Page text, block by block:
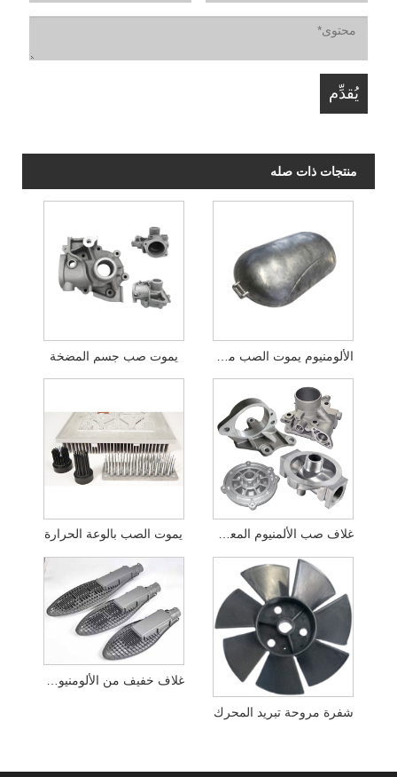
منتجات ذات صله
يموت صب جسم المضخة
يموت الصب بالوعة الحرارة غلاف صب الألمنيوم المعدني الدقيق
شفرة مروحة تبريد المحرك